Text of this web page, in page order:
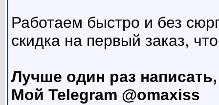
Работаем быстро и без
скидка на первый заказ,
Лучше один раз
Мой Telegram @omaxiss